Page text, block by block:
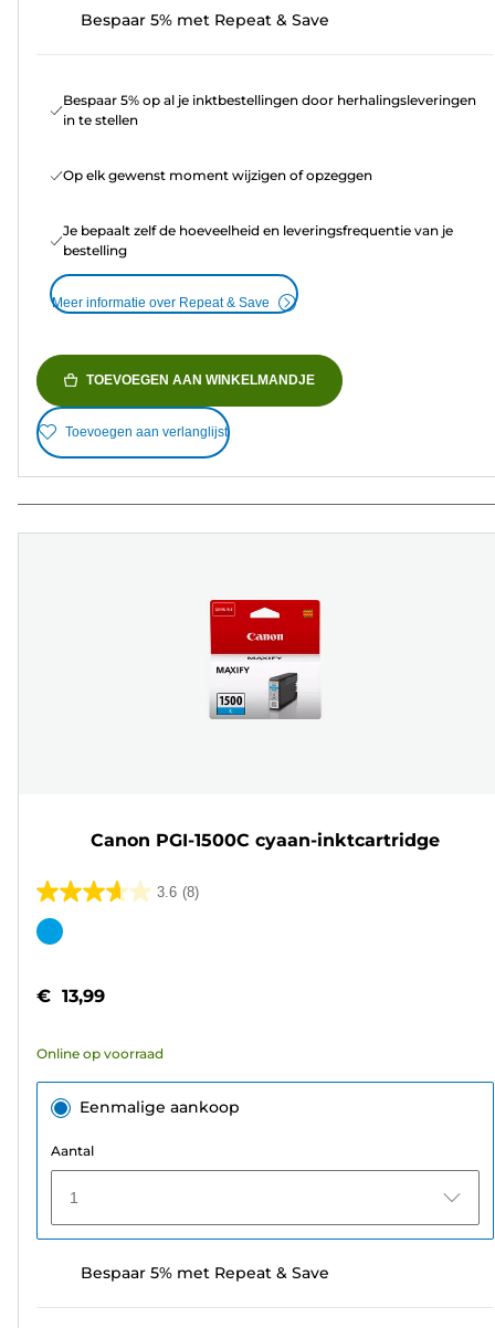
Bespaar 5% met Repeat & Save
Bespaar 5% op al je inktbestellingen door herhalingsleveringen
in te stellen
Op elk gewenst moment wijzigen of opzeggen
Je bepaalt zelf de hoeveelheid en leveringsfrequentie van je
bestelling
Meer informatie over Repeat & Save
TOEVOEGEN AAN WINKELMANDJE
Toevoegen aan verlanglijst
Canon PGI-1500C cyaan-inktcartridge
3.6 (8)
3.6
van
sterren.
beoordelingen
Kleurencartridge
€ 13,99
Online op voorraad
Eenmalige aankoop
Aantal
1
Bespaar 5% met Repeat & Save